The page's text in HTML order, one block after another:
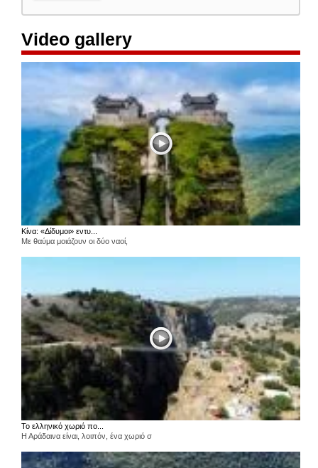
Video gallery
Κίνα: «Δίδυμοι» εντυ...
Με θαύμα μοιάζουν οι δύο ναοί,
Το ελληνικό χωριό πο...
Η Αράδαινα είναι, λοιπόν, ένα χωριό σ